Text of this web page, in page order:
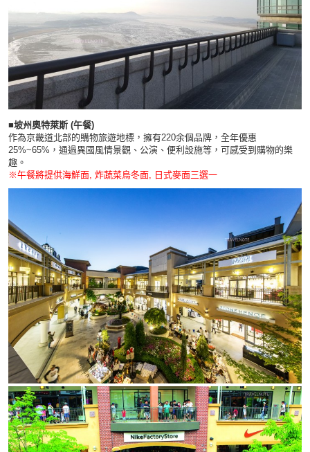
■坡州奧特萊斯 (午餐)
作為京畿道北部的購物旅遊地標，擁有220余個品牌，全年優惠
25%~65%，通過異國風情景觀、公演、便利設施等，可感受到購物的樂
趣。
※午餐將提供海鮮面, 炸蔬菜烏冬面, 日式麥面三選一